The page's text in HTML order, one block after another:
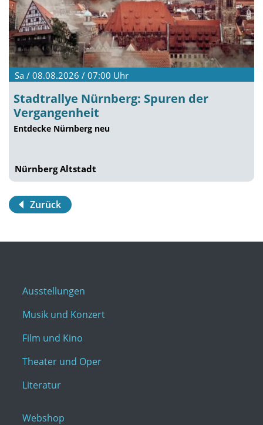
Sa / 08.08.2026 / 07:00 Uhr
Stadtrallye Nürnberg: Spuren der
Vergangenheit
Entdecke Nürnberg neu
Nürnberg Altstadt
Zurück
Ausstellungen
Musik und Konzert
Film und Kino
Theater und Oper
Literatur
Webshop